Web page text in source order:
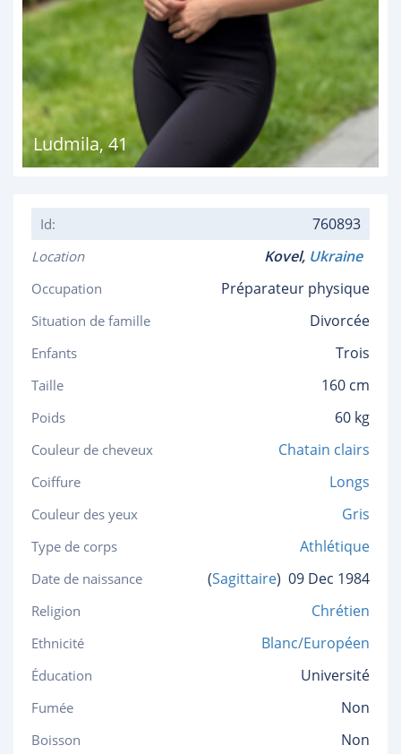
Ludmila,41
Id: 760893
Location Kovel, Ukraine
Occupation Préparateur physique
Situation de famille Divorcée
Enfants Trois
Taille 160 cm
Poids 60 kg
Couleur de cheveux Chatain clairs
Coiffure Longs
Couleur des yeux Gris
Type de corps Athlétique
Date de naissance (Sagittaire) 09 Dec 1984
Religion Chrétien
Ethnicité Blanc/Européen
Éducation Université
Fumée Non
Boisson Non